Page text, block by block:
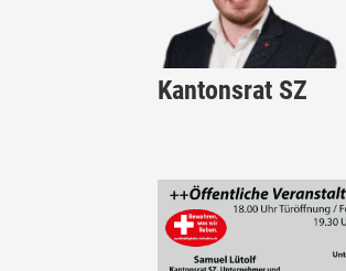
Kantonsrat SZ